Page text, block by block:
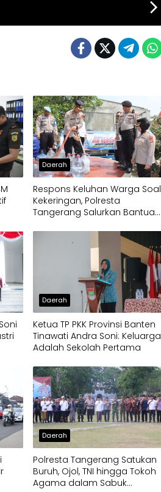
Daerah
Respons Keluhan Warga Soal
Kekeringan, Polresta
Tangerang Salurkan Bantuan
Daerah
Ketua TP PKK Provinsi Banten
Tinawati Andra Soni: Keluarga
Adalah Sekolah Pertama
Daerah
Polresta Tangerang Satukan
Buruh, Ojol, TNI hingga Tokoh
Agama dalam Sabuk